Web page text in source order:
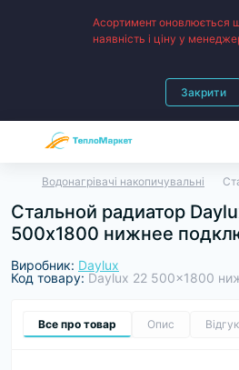
Асортимент оновлюється
наявність і ціну у
Закрити
Водонагрівачі накопичувальні
Стальной радиатор
500х1800 нижнее
Виробник: Daylux
Код товару: Daylux 22 500x1800
Все про товар Опис